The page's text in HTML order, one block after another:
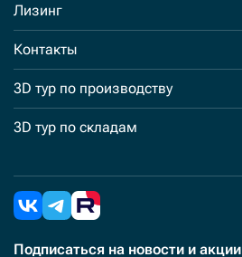
Лизинг
Контакты
3D тур по производству
3D тур по складам
Подписаться на новости и акции